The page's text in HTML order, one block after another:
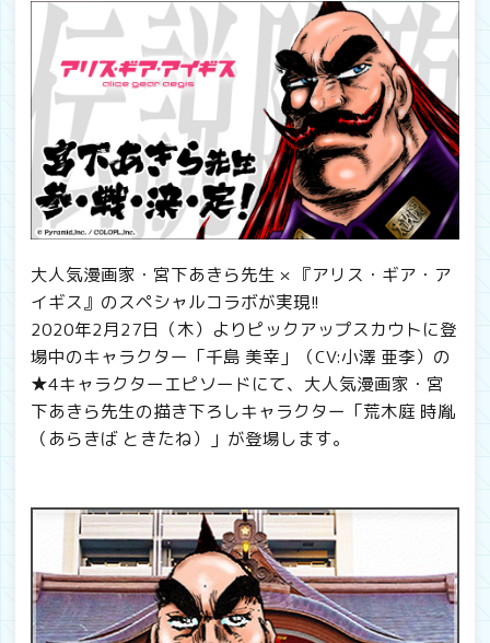
大人気漫画家・宮下あきら先生 × 『アリス・ギア・ア
イギス』のスペシャルコラボが実現!!
2020年2月27日（木）よりピックアップスカウトに登
場中のキャラクター「千島 美幸」（CV:小澤 亜李）の
★4キャラクターエピソードにて、大人気漫画家・宮
下あきら先生の描き下ろしキャラクター「荒木庭 時胤
（あらきば ときたね）」が登場します。